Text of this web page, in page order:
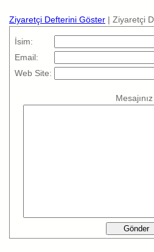
Ziyaretçi Defterini Göster | Ziyaretçi
İsim:
Email:
Web Site: